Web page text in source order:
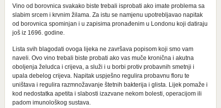
Vino od borovnica svakako biste trebali isprobati ako imate problema sa
slabim srcem i krvnim žilama. Za istu se namjenu upotrebljavao napitak
od borovnica spominjan i u zapisima pronađenim u Londonu koji datiraju
još iz 1696. godine.
Lista svih blagodati ovoga lijeka ne završava popisom koji smo vam
naveli. Ovo vino trebali biste probati ako vas muče kronična i akutna
oboljenja želudca i crijeva, a služi i u borbi protiv probavnih smetnji i
upala debelog crijeva. Napitak uspješno regulira probavnu floru te
uništava i regulira razmnožavanje štetnih bakterija i glista. Lijek pomaže i
kod nedostatka apetita i slabosti izazvane nekom bolesti, operacijom ili
padom imunološkog sustava.